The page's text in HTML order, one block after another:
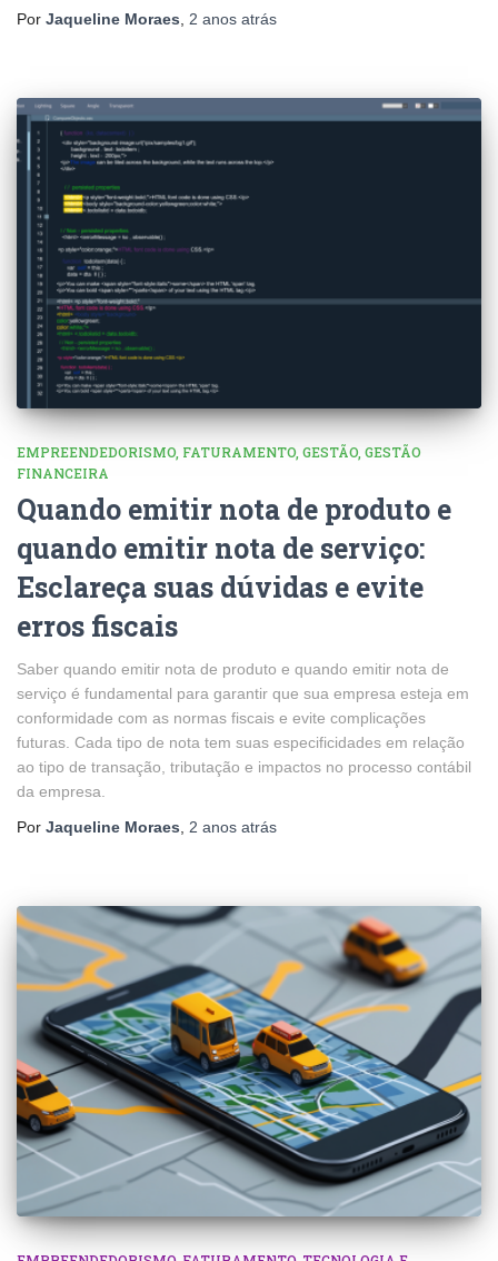
Por Jaqueline Moraes, 2 anos atrás
EMPREENDEDORISMO FATURAMENTO GESTÃO GESTÃO
FINANCEIRA
Quando emitir nota de produto e
quando emitir nota de serviço:
Esclareça suas dúvidas e evite
erros fiscais
Saber quando emitir nota de produto e quando emitir nota de
serviço é fundamental para garantir que sua empresa esteja em
conformidade com as normas fiscais e evite complicações
futuras. Cada tipo de nota tem suas especificidades em relação
ao tipo de transação, tributação e impactos no processo contábil
da empresa.
Por Jaqueline Moraes 2 anos atrás